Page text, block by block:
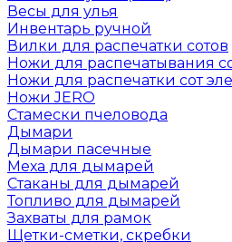
Весы для улья
Инвентарь ручной
Вилки для распечатки сотов
Ножи для распечатывания
Ножи для распечатки сот
Ножи JERO
Стамески пчеловода
Дымари
Дымари пасечные
Меха для дымарей
Стаканы для дымарей
Топливо для дымарей
Захваты для рамок
Щетки-сметки, скребки